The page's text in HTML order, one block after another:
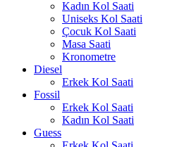
Kadın Kol Saati
Uniseks Kol Saati
Çocuk Kol Saati
Masa Saati
Kronometre
Diesel
Erkek Kol Saati
Fossil
Erkek Kol Saati
Kadın Kol Saati
Guess